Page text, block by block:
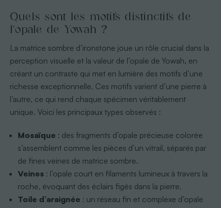
Quels sont les motifs distinctifs de
l’opale de Yowah ?
La matrice sombre d’ironstone joue un rôle crucial dans la
perception visuelle et la valeur de l’opale de Yowah, en
créant un contraste qui met en lumière des motifs d’une
richesse exceptionnelle. Ces motifs varient d’une pierre à
l’autre, ce qui rend chaque spécimen véritablement
unique. Voici les principaux types observés :
Mosaïque : des fragments d’opale précieuse colorée
s’assemblent comme les pièces d’un vitrail, séparés par
de fines veines de matrice sombre.
Veines : l’opale court en filaments lumineux à travers la
roche, évoquant des éclairs figés dans la pierre.
Toile d’araignée : un réseau fin et complexe d’opale